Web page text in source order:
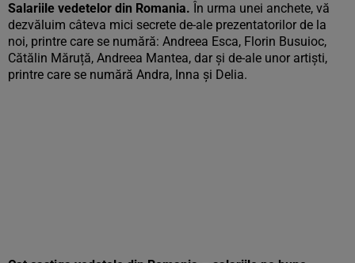
Salariile vedetelor din Romania. În urma unei anchete, vă
dezvăluim câteva mici secrete de-ale prezentatorilor de la
noi, printre care se numără: Andreea Esca, Florin Busuioc,
Cătălin Măruță, Andreea Mantea, dar și de-ale unor artiști,
printre care se numără Andra, Inna și Delia.